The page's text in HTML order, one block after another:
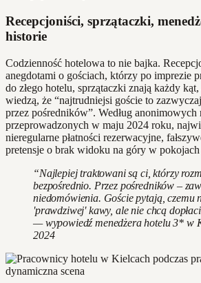
Recepcjoniści, sprzątaczki,
historie
Codzienność hotelowa to nie bajka.
anegdotami o gościach, którzy po imprezie
do złego hotelu, sprzątaczki znają każdy
wiedzą, że “najtrudniejsi goście to
przez pośredników”. Według anonimowych
przeprowadzonych w maju 2024 roku,
nieregularne płatności rezerwacyjne,
pretensje o brak widoku na góry w
“Najlepiej traktowani są ci, którzy
bezpośrednio. Przez pośredników –
niedomówienia. Goście pytają, czemu
'prawdziwej' kawy, ale nie chcą
— wypowiedź menedżera hotelu 3* w
2024